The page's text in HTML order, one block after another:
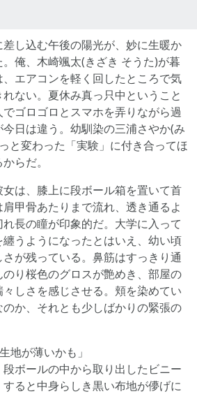
し込む午後の陽光が、妙に生暖か
俺、木崎颯太(きざき そうた)が暮
エアコンを軽く回したところで気
ない。夏休み真っ只中ということ
ゴロゴロとスマホを弄りながら過
日は違う。幼馴染の三浦さやか(み
と変わった「実験」に付き合ってほ
らだ。
は、膝上に段ボール箱を置いて首
甲骨あたりまで流れ、透き通るよ
長の瞳が印象的だ。大学に入って
うようになったとはいえ、幼い頃
が残っている。鼻筋はすっきり通
り桜色のグロスが艶めき、部屋の
しさを感じさせる。頬を染めてい
か、それとも少しばかりの緊張の
地が薄いかも」
ボールの中から取り出したビニー
ると中身らしき黒い布地が儚げに